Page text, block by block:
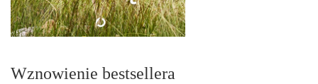
Wznowienie bestsellera